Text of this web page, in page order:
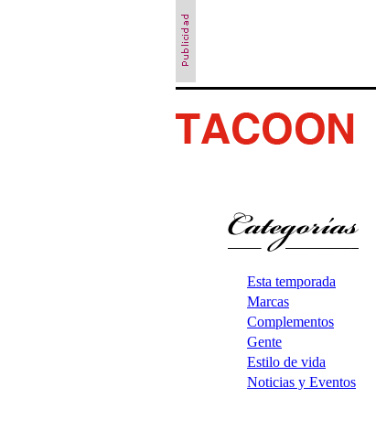
Esta temporada
Marcas
Complementos
Gente
Estilo de vida
Noticias y Eventos